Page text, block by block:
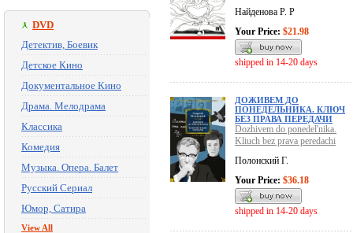
DVD
Детектив, Боевик
Детское Кино
Документальное Кино
Драма. Мелодрама
Классика
Комедия
Музыка. Опера. Балет
Русский Сериал
Юмор, Сатира
View All
Найденова Р. Р
Your Price: $21.98
shipped in 14-20 days
ДОЖИВЕМ ДО
ПОНЕДЕЛЬНИКА. КЛЮЧ
БЕЗ ПРАВА ПЕРЕДАЧИ
Dozhivem do ponedel'nika.
Kliuch bez prava peredachi
Полонский Г.
Your Price: $36.18
shipped in 14-20 days